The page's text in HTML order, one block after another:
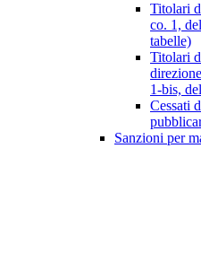
Titolari
co. 1,
tabelle)
Titolari
1-bis,
Cessati
Sanzioni per